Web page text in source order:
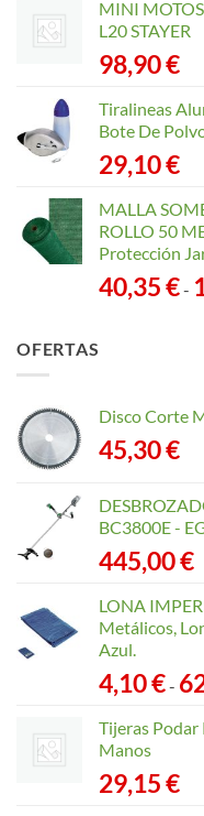
MINI
L20 STAYER
98,90€
Tiralineas
Bote De
29,10€
MALLA
ROLLO 50
Protección
40,35€-
OFERTAS
Disco Corte
45,30€
BC3800E -
445,00€
LONA
Metálicos,
Azul.
4,10€-
Tijeras
Manos
29,15€